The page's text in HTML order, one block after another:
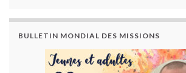
BULLETIN MONDIAL DES MISSIONS